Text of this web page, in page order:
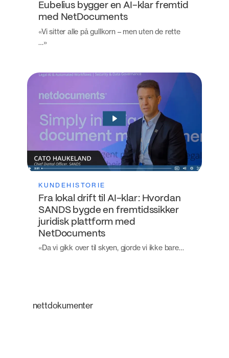
Eubelius bygger en AI-klar fremtid
med NetDocuments
«Vi sitter alle på gullkorn – men uten de rette
…»
KUNDEHISTORIE
Fra lokal drift til AI-klar: Hvordan
SANDS bygde en fremtidssikker
juridisk plattform med
NetDocuments
«Da vi gikk over til skyen, gjorde vi ikke bare…
nettdokumenter